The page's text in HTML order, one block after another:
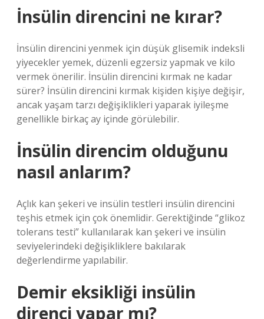
İnsülin direncini ne kırar?
İnsülin direncini yenmek için düşük glisemik indeksli
yiyecekler yemek, düzenli egzersiz yapmak ve kilo
vermek önerilir. İnsülin direncini kırmak ne kadar
sürer? İnsülin direncini kırmak kişiden kişiye değişir,
ancak yaşam tarzı değişiklikleri yaparak iyileşme
genellikle birkaç ay içinde görülebilir.
İnsülin direncim olduğunu
nasıl anlarım?
Açlık kan şekeri ve insülin testleri insülin direncini
teşhis etmek için çok önemlidir. Gerektiğinde “glikoz
tolerans testi” kullanılarak kan şekeri ve insülin
seviyelerindeki değişikliklere bakılarak
değerlendirme yapılabilir.
Demir eksikliği insülin
direnci yapar mı?